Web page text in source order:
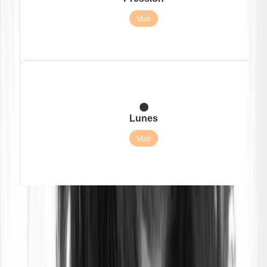
Voir
93 fois celle de la Terre
🌑
Lunes
Voir
Aucune
La Terre et Vénus : des
jumelles planétaires